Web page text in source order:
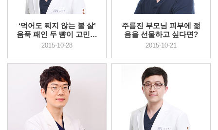
‘먹어도 찌지 않는 볼 살’
움푹 패인 두 뺨이 고민이
라면?
2015-10-28
주름진 부모님 피부에 젊
음을 선물하고 싶다면?
2015-10-21